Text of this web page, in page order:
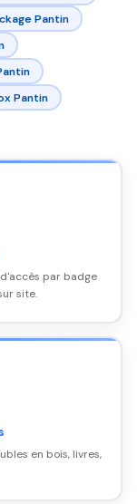
Pantin
Pantin
par badge
site.
en bois, livres,